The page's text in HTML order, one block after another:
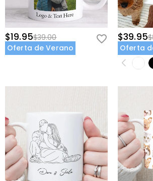
$19.95$39.00
Oferta de Verano
$39.95
Oferta